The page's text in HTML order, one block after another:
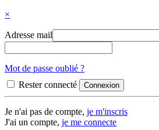
×
Adresse mail
Mot de passe oublié ?
Rester connecté
Je n'ai pas de compte, je m'inscris
J'ai un compte, je me connecte